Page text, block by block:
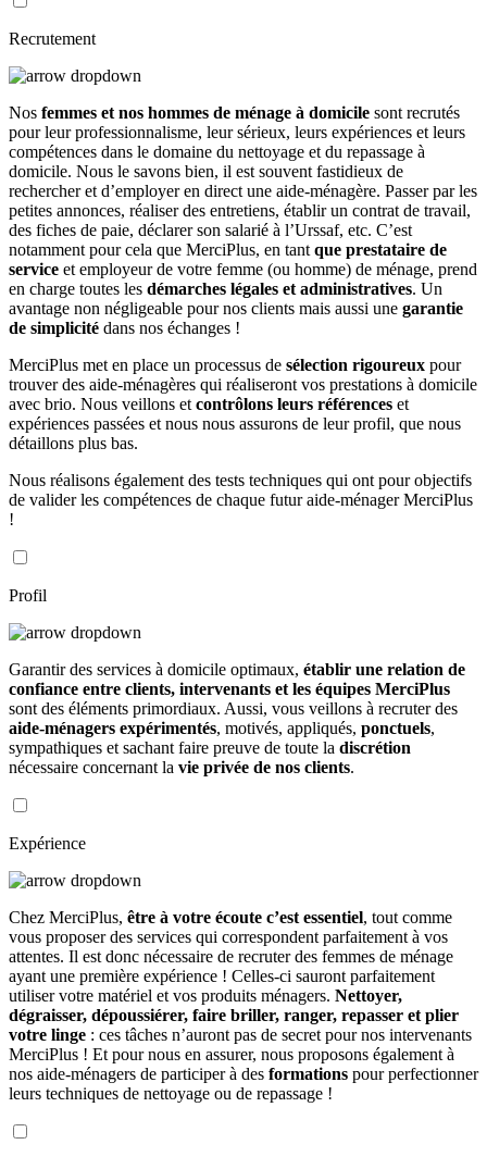
Recrutement
Nos femmes et nos hommes de ménage à domicile sont recrutés
pour leur professionnalisme, leur sérieux, leurs expériences et leurs
compétences dans le domaine du nettoyage et du repassage à
domicile. Nous le savons bien, il est souvent fastidieux de
rechercher et d’employer en direct une aide-ménagère. Passer par les
petites annonces, réaliser des entretiens, établir un contrat de travail,
des fiches de paie, déclarer son salarié à l’Urssaf, etc. C’est
notamment pour cela que MerciPlus, en tant que prestataire de
service et employeur de votre femme (ou homme) de ménage, prend
en charge toutes les démarches légales et administratives. Un
avantage non négligeable pour nos clients mais aussi une garantie
de simplicité dans nos échanges !
MerciPlus met en place un processus de sélection rigoureux pour
trouver des aide-ménagères qui réaliseront vos prestations à domicile
avec brio. Nous veillons et contrôlons leurs références et
expériences passées et nous nous assurons de leur profil, que nous
détaillons plus bas.
Nous réalisons également des tests techniques qui ont pour objectifs
de valider les compétences de chaque futur aide-ménager MerciPlus
!
Profil
Garantir des services à domicile optimaux, établir une relation de
confiance entre clients, intervenants et les équipes MerciPlus
sont des éléments primordiaux. Aussi, vous veillons à recruter des
aide-ménagers expérimentés, motivés, appliqués, ponctuels,
sympathiques et sachant faire preuve de toute la discrétion
nécessaire concernant la vie privée de nos clients.
Expérience
Chez MerciPlus, être à votre écoute c’est essentiel, tout comme
vous proposer des services qui correspondent parfaitement à vos
attentes. Il est donc nécessaire de recruter des femmes de ménage
ayant une première expérience ! Celles-ci sauront parfaitement
utiliser votre matériel et vos produits ménagers. Nettoyer,
dégraisser, dépoussiérer, faire briller, ranger, repasser et plier
votre linge : ces tâches n’auront pas de secret pour nos intervenants
MerciPlus ! Et pour nous en assurer, nous proposons également à
nos aide-ménagers de participer à des formations pour perfectionner
leurs techniques de nettoyage ou de repassage !